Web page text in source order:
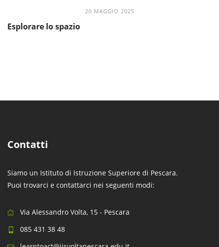
20 MAGGIO 2025
Esplorare lo spazio
Contatti
Siamo un Istituto di Istruzione Superiore di Pescara.
Puoi trovarci e contattarci nei seguenti modi:
Via Alessandro Volta, 15 - Pescara
085 431 38 48